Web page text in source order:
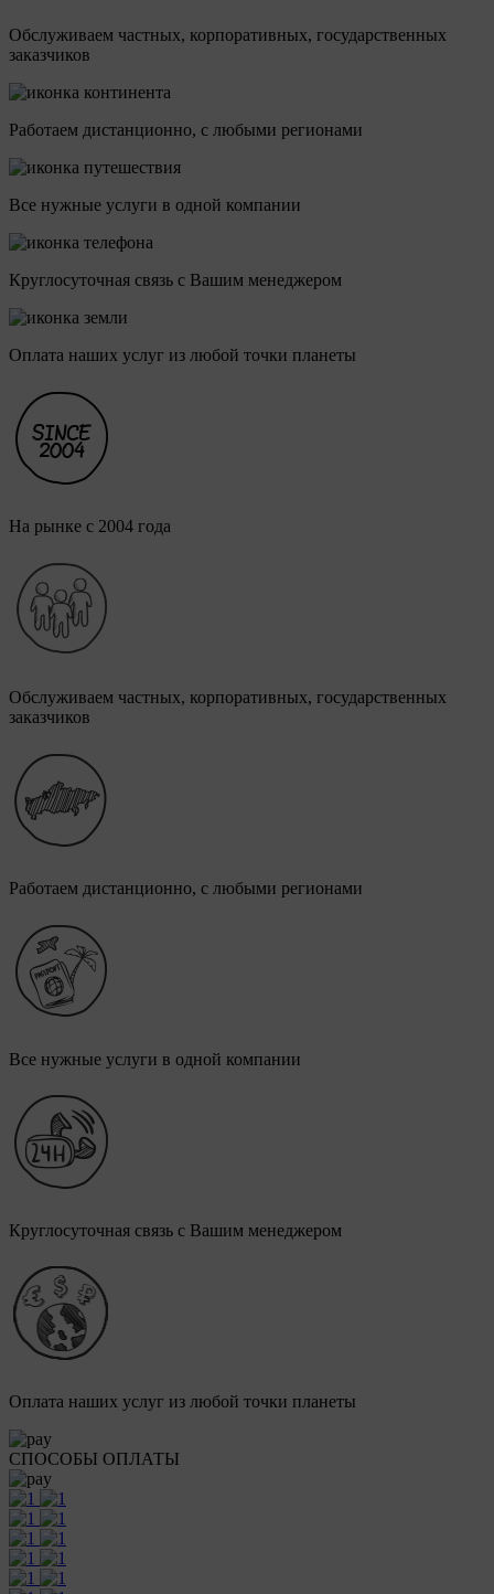
Обслуживаем частных, корпоративных, государственных
заказчиков
Работаем дистанционно, с любыми регионами
Все нужные услуги в одной компании
Круглосуточная связь с Вашим менеджером
Оплата наших услуг из любой точки планеты
На рынке с 2004 года
Обслуживаем частных, корпоративных, государственных
заказчиков
Работаем дистанционно, с любыми регионами
Все нужные услуги в одной компании
Круглосуточная связь с Вашим менеджером
Оплата наших услуг из любой точки планеты
СПОСОБЫ ОПЛАТЫ